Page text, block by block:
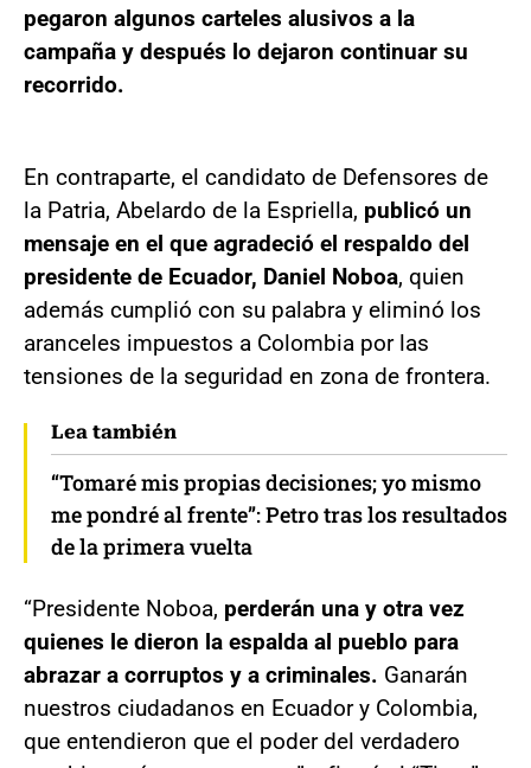
pegaron algunos carteles alusivos a la
campaña y después lo dejaron continuar su
recorrido.
En contraparte, el candidato de Defensores de
la Patria, Abelardo de la Espriella, publicó un
mensaje en el que agradeció el respaldo del
presidente de Ecuador, Daniel Noboa, quien
además cumplió con su palabra y eliminó los
aranceles impuestos a Colombia por las
tensiones de la seguridad en zona de frontera.
Lea también
“Tomaré mis propias decisiones; yo mismo
me pondré al frente”: Petro tras los resultados
de la primera vuelta
“Presidente Noboa, perderán una y otra vez
quienes le dieron la espalda al pueblo para
abrazar a corruptos y a criminales. Ganarán
nuestros ciudadanos en Ecuador y Colombia,
que entendieron que el poder del verdadero